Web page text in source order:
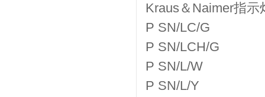
Kraus＆Naimer指示
P SN/LC/G
P SN/LCH/G
P SN/L/W
P SN/L/Y